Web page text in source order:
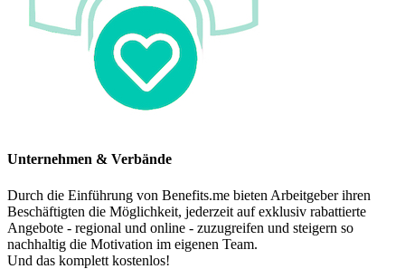
Unternehmen & Verbände
Durch die Einführung von Benefits.me bieten Arbeitgeber ihren
Beschäftigten die Möglichkeit, jederzeit auf exklusiv rabattierte
Angebote - regional und online - zuzugreifen und steigern so
nachhaltig die Motivation im eigenen Team.
Und das komplett kostenlos!